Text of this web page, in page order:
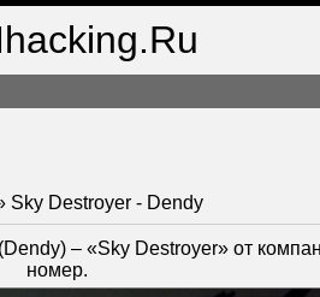
Sky Destroyer - Dendy
– «Sky Destroyer» от
номер.